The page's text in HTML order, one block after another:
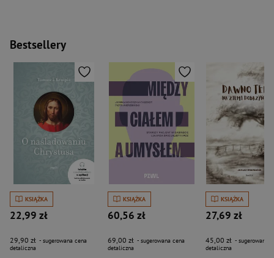
Bestsellery
KSIĄŻKA
22,99 zł
29,90 zł - sugerowana cena
detaliczna
KSIĄŻKA
60,56 zł
69,00 zł - sugerowana cena
detaliczna
KSIĄŻKA
27,69 zł
45,00 zł - sugerowana
detaliczna